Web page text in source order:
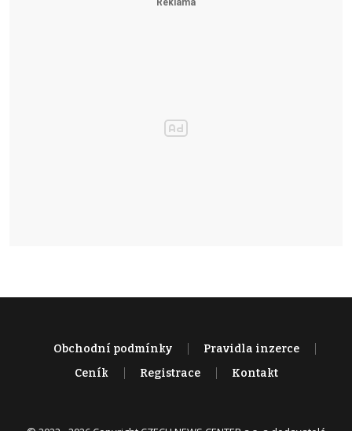
Obchodní podmínky
Pravidla inzerce
Ceník
Registrace Kontakt